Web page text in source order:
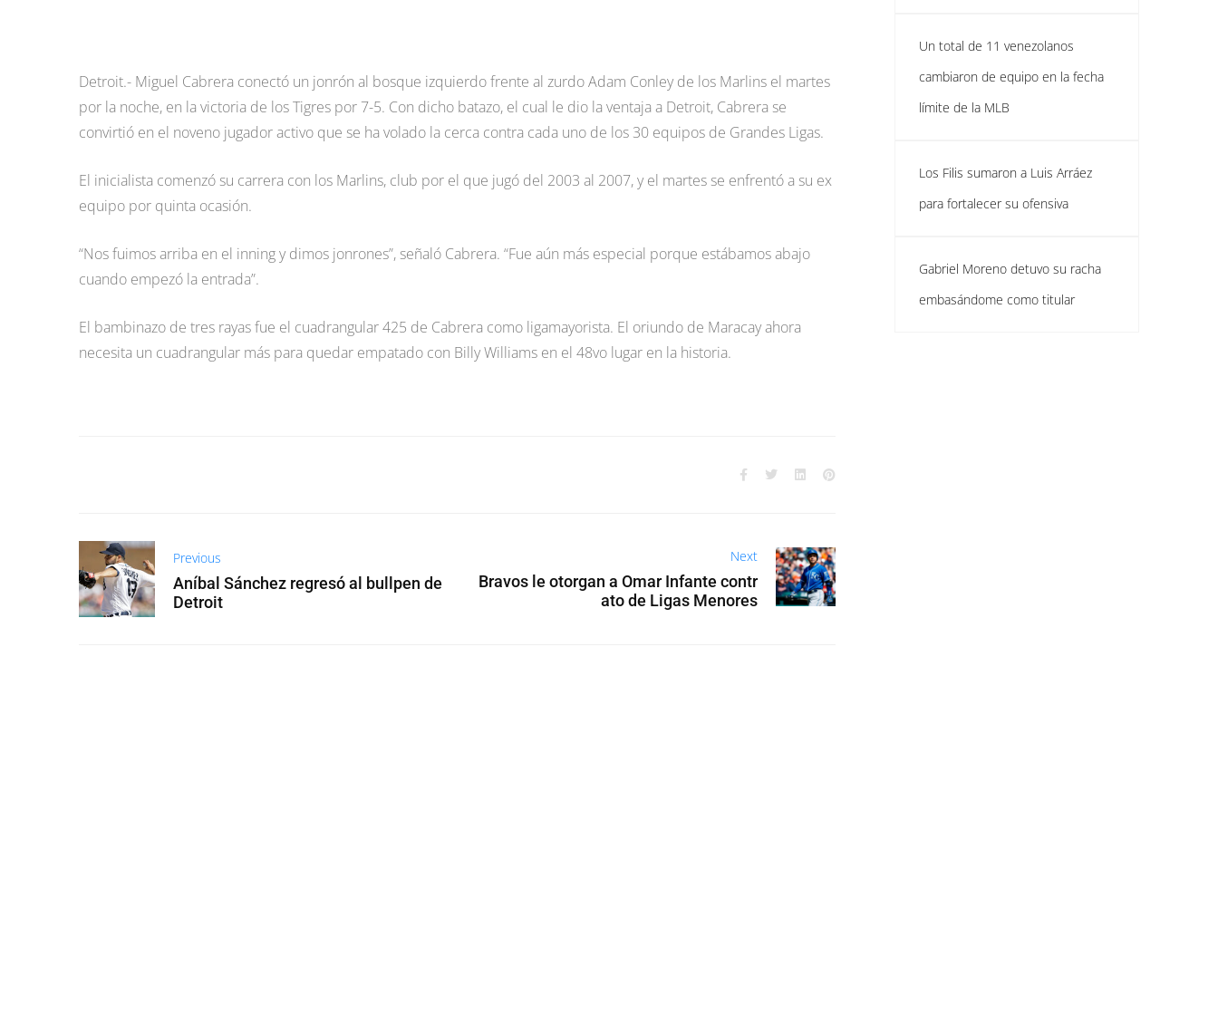
Detroit.- Miguel Cabrera conectó un jonrón al bosque izquierdo frente al zurdo Adam Conley de los Marlins el martes
por la noche, en la victoria de los Tigres por 7-5. Con dicho batazo, el cual le dio la ventaja a Detroit, Cabrera se
convirtió en el noveno jugador activo que se ha volado la cerca contra cada uno de los 30 equipos de Grandes Ligas.
El inicialista comenzó su carrera con los Marlins, club por el que jugó del 2003 al 2007, y el martes se enfrentó a su ex
equipo por quinta ocasión.
“Nos fuimos arriba en el inning y dimos jonrones”, señaló Cabrera. “Fue aún más especial porque estábamos abajo
cuando empezó la entrada”.
El bambinazo de tres rayas fue el cuadrangular 425 de Cabrera como ligamayorista. El oriundo de Maracay ahora
necesita un cuadrangular más para quedar empatado con Billy Williams en el 48vo lugar en la historia.
Previous
Aníbal Sánchez regresó al bullpen de
Detroit
Next
Bravos le otorgan a Omar Infante contr
ato de Ligas Menores
Un total de 11 venezolanos
cambiaron de equipo en la fecha
límite de la MLB
Los Filis sumaron a Luis Arráez
para fortalecer su ofensiva
Gabriel Moreno detuvo su racha
embasándome como titular